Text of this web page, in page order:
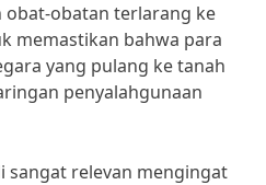
obat-obatan terlarang ke
memastikan bahwa para
yang pulang ke tanah
penyalahgunaan
sangat relevan mengingat